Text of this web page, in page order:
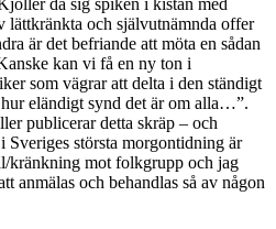
då sig spiken i kistan med
lättkränkta och självutnämnda offer
är det befriande att möta en sådan
kan vi få en ny ton i
som vägrar att delta i den ständigt
eländigt synd det är om alla…”.
publicerar detta skräp – och
Sveriges största morgontidning är
kränkning mot folkgrupp och jag
anmälas och behandlas så av någon